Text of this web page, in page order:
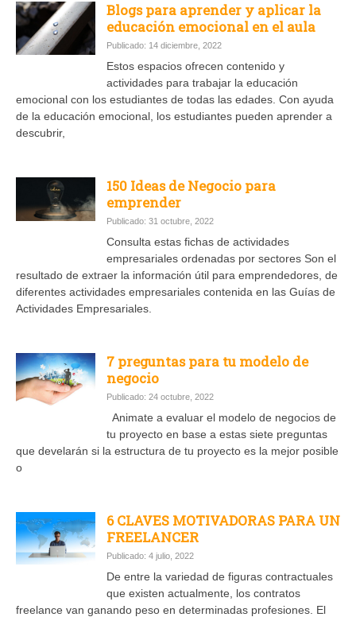
Blogs para aprender y aplicar la
educación emocional en el aula
Publicado: 14 diciembre, 2022
Estos espacios ofrecen contenido y
actividades para trabajar la educación
emocional con los estudiantes de todas las edades. Con ayuda
de la educación emocional, los estudiantes pueden aprender a
descubrir,
150 Ideas de Negocio para
emprender
Publicado: 31 octubre, 2022
Consulta estas fichas de actividades
empresariales ordenadas por sectores Son el
resultado de extraer la información útil para emprendedores, de
diferentes actividades empresariales contenida en las Guías de
Actividades Empresariales.
7 preguntas para tu modelo de
negocio
Publicado: 24 octubre, 2022
Animate a evaluar el modelo de negocios de
tu proyecto en base a estas siete preguntas
que develarán si la estructura de tu proyecto es la mejor posible
o
6 CLAVES MOTIVADORAS PARA UN
FREELANCER
Publicado: 4 julio, 2022
De entre la variedad de figuras contractuales
que existen actualmente, los contratos
freelance van ganando peso en determinadas profesiones. El